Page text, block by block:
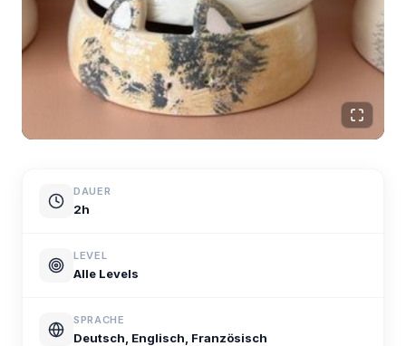
DAUER
2h
LEVEL
Alle Levels
SPRACHE
Deutsch, Englisch, Französisch